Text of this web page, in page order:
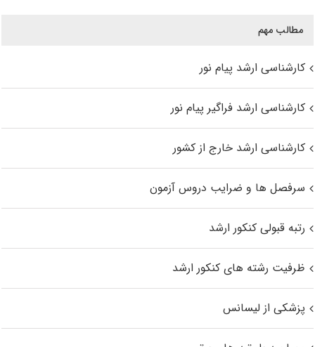
مطالب مهم
کارشناسی ارشد پیام نور
کارشناسی ارشد فراگیر پیام نور
کارشناسی ارشد خارج از کشور
سرفصل ها و ضرایب دروس آزمون
رتبه قبولی کنکور ارشد
ظرفیت رشته های کنکور ارشد
پزشکی از لیسانس